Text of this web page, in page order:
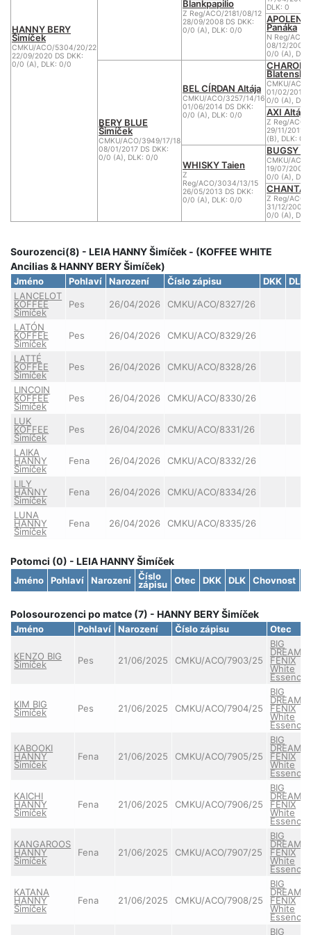
HANNY BERY
Šimíček
CMKU/ACO/5304/20/22
22/09/2020 DS DKK:
0/0 (A), DLK: 0/0
Blankpapilio
Z Reg/ACO/2181/08/12
28/09/2008 DS DKK:
0/0 (A), DLK: 0/0
DLK: 0
APOLENA
Panáka
N Reg/
08/12/2002
0/0 (A),
BERY BLUE
Šimíček
CMKU/ACO/3949/17/18
08/01/2017 DS DKK:
0/0 (A), DLK: 0/0
BEL CÍRDAN Altája
CMKU/ACO/3257/14/16
01/06/2014 DS DKK:
0/0 (A), DLK: 0/0
CHARON
CMKU/
01/02/2012
0/0 (A),
AXI Altája
Z Reg/ACO/
29/11/2011
(B), DLK: 0/0
WHISKY Taien
Z
Reg/ACO/3034/13/15
26/05/2013 DS DKK:
0/0 (A), DLK: 0/0
BUGSY
CMKU/
19/07/2008
0/0 (A),
Z Reg/ACO/
31/12/2006
0/0 (A),
Sourozenci(8) - LEIA HANNY Šimíček - (KOFFEE WHITE
Ancilias & HANNY BERY Šimíček)
Jméno Pohlaví Narození Číslo zápisu DKK
DLK
LANCELOT
KOFFEE
Šimíček
Pes 26/04/2026 CMKU/ACO/8327/26
LATÓN
KOFFEE
Šimíček
Pes 26/04/2026 CMKU/ACO/8329/26
LATTÉ
KOFFEE
Šimíček
Pes 26/04/2026 CMKU/ACO/8328/26
LINCOIN
KOFFEE
Šimíček
Pes 26/04/2026 CMKU/ACO/8330/26
LUK
KOFFEE
Šimíček
Pes 26/04/2026 CMKU/ACO/8331/26
LAIKA
HANNY
Šimíček
Fena 26/04/2026 CMKU/ACO/8332/26
LILY
HANNY
Šimíček
Fena 26/04/2026 CMKU/ACO/8334/26
LUNA
HANNY
Šimíček
Fena 26/04/2026 CMKU/ACO/8335/26
Potomci (0) - LEIA HANNY Šimíček
Jméno Pohlaví Narození Číslo
zápisu Otec DKK DLK Chovnost
Polosourozenci po matce (7) - HANNY BERY Šimíček
Jméno Pohlaví Narození Číslo zápisu Otec
KENZO BIG
Šimíček Pes 21/06/2025 CMKU/ACO/7903/25
BIG
FENIX
White
Essence
KIM BIG
Šimíček Pes 21/06/2025 CMKU/ACO/7904/25
BIG
FENIX
White
Essence
KABOOKI
HANNY
Šimíček
Fena 21/06/2025 CMKU/ACO/7905/25
BIG
FENIX
White
Essence
KAICHI
HANNY
Šimíček
Fena 21/06/2025 CMKU/ACO/7906/25
BIG
FENIX
White
Essence
KANGAROOS
HANNY
Šimíček
Fena 21/06/2025 CMKU/ACO/7907/25
BIG
FENIX
White
Essence
KATANA
HANNY
Šimíček
Fena 21/06/2025 CMKU/ACO/7908/25
BIG
FENIX
White
Essence
BIG